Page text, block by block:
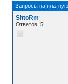
Запросы на платную
ShtoRm
Ответов: 5